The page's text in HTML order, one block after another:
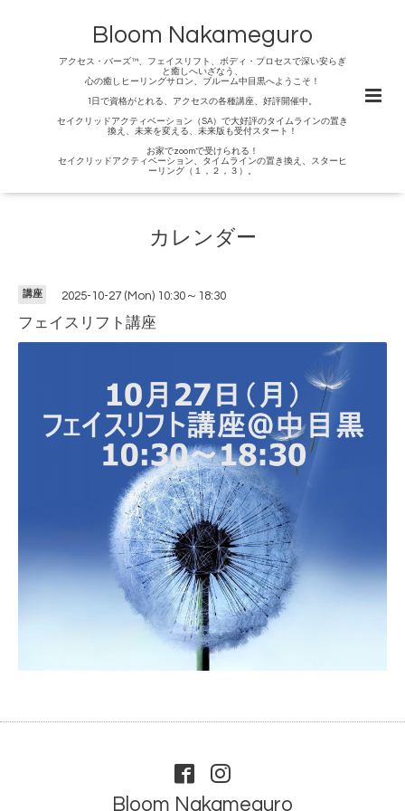
Bloom Nakameguro
アクセス・バーズ™、フェイスリフト、ボディ・プロセスで深い安らぎ
と癒しへいざなう、
心の癒しヒーリングサロン、ブルーム中目黒へようこそ！
1日で資格がとれる、アクセスの各種講座、好評開催中。
セイクリッドアクティベーション（SA）で大好評のタイムラインの置き
換え、未来を変える、未来版も受付スタート！
お家でzoomで受けられる！
セイクリッドアクティベーション、タイムラインの置き換え、スターヒ
ーリング（１，２，３）。
カレンダー
講座 2025-10-27 (Mon) 10:30～18:30
フェイスリフト講座
Bloom Nakameguro